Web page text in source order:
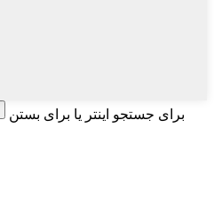
برای جستجو اینتر یا برای بستن